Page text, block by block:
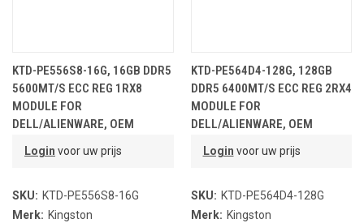
KTD-PE556S8-16G, 16GB DDR5
5600MT/S ECC REG 1RX8
MODULE FOR
DELL/ALIENWARE, OEM
Login voor uw prijs
SKU: KTD-PE556S8-16G
Merk: Kingston
KTD-PE564D4-128G, 128GB
DDR5 6400MT/S ECC REG 2RX4
MODULE FOR
DELL/ALIENWARE, OEM
Login voor uw prijs
SKU: KTD-PE564D4-128G
Merk: Kingston